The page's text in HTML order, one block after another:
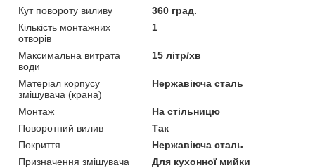
Кут повороту виливу
360 град.
Кількість монтажних
отворів
1
Максимальна витрата
води
15 літр/хв
Матеріал корпусу
змішувача (крана)
Нержавіюча сталь
Монтаж
На стільницю
Поворотний вилив
Так
Покриття
Нержавіюча сталь
Призначення змішувача
Для кухонної мийки